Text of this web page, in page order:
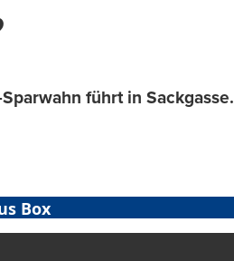
führt in Sackgasse.
Box